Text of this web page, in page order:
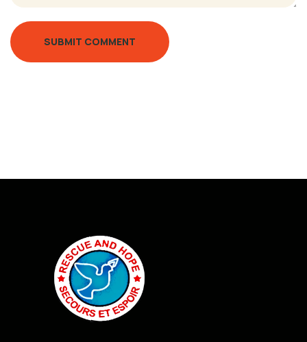
SUBMIT COMMENT